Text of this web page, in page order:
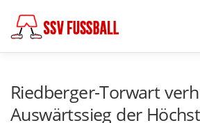
Inhalt
springen
Riedberger-Torwart
Auswärtssieg der